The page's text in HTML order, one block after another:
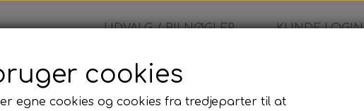
UDVALG / BILNØGLER KUNDE LOGIN
Nøglehus
cookies
egne cookies og cookies fra tredjeparter til at